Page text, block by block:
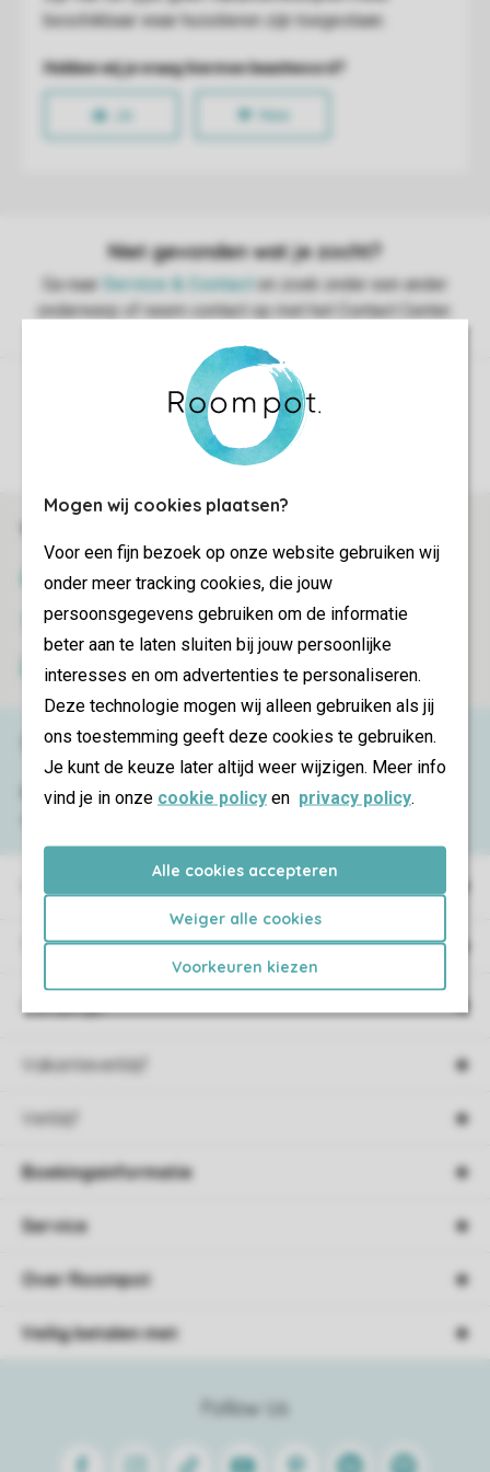
Mogen wij cookies plaatsen?
Voor een fijn bezoek op onze website gebruiken wij
onder meer tracking cookies, die jouw
persoonsgegevens gebruiken om de informatie
beter aan te laten sluiten bij jouw persoonlijke
interesses en om advertenties te personaliseren.
Deze technologie mogen wij alleen gebruiken als jij
ons toestemming geeft deze cookies te gebruiken.
Je kunt de keuze later altijd weer wijzigen. Meer info
vind je in onze cookie policy en privacy policy.
Alle cookies accepteren
Weiger alle cookies
Voorkeuren kiezen
Controle over jouw gegevens & privacy
Instellingen wijzigen
SSL certificaat
Veilige gegevensoverdracht
Veilige betaling
Vakantieparken
Type vakantie
Vakantieverblijf
Verblijf
Service & contact
Bekijk deveelgestelde vragenof neem
Follow Us
FacebookInstagram
Tiktok Youtube PinterestLinkedinSpotify
Boekingsinformatie
Service
Over Roompot
Veilig betalen met